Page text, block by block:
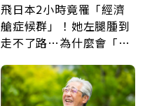
飛日本2小時竟罹「經濟
艙症候群」！她左腿腫到
走不了路…為什麼會「靜
注意